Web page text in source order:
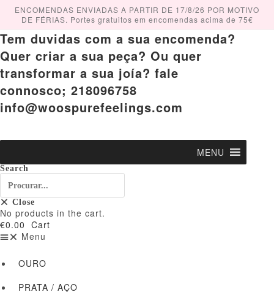
SkipENCOMENDAS ENVIADAS A PARTIR DE 17/8/26 POR MOTIVO
DE FÉRIAS. Portes gratuitos em encomendas acima de 75€
Tem duvidas com a sua encomenda?
Quer criar a sua peça? Ou quer
transformar a sua joía? fale
connosco; 218096758
info@woospurefeelings.com
MENU
Search
Close
No products in the cart.
€0.00 Cart
Menu
OURO
PRATA / AÇO